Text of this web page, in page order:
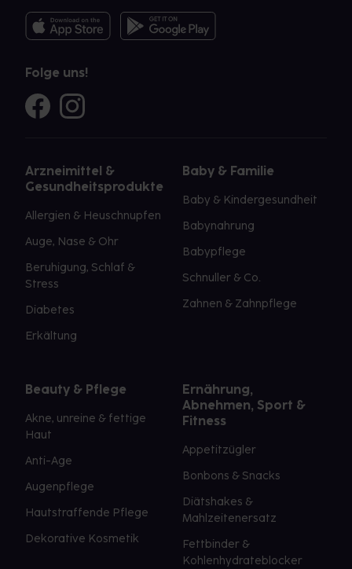
Folge uns!
Arzneimittel &
Gesundheitsprodukte
Allergien & Heuschnupfen
Auge, Nase & Ohr
Beruhigung, Schlaf &
Stress
Diabetes
Erkältung
Baby & Familie
Baby & Kindergesundheit
Babynahrung
Babypflege
Schnuller & Co.
Zahnen & Zahnpflege
Beauty & Pflege
Akne, unreine & fettige
Haut
Anti-Age
Augenpflege
Hautstraffende Pflege
Dekorative Kosmetik
Ernährung,
Abnehmen, Sport &
Fitness
Appetitzügler
Bonbons & Snacks
Diätshakes &
Mahlzeitenersatz
Fettbinder &
Kohlenhydrateblocker